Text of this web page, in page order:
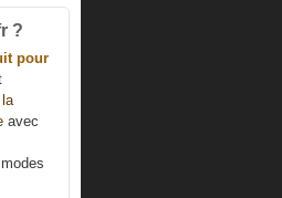
?
pour
avec